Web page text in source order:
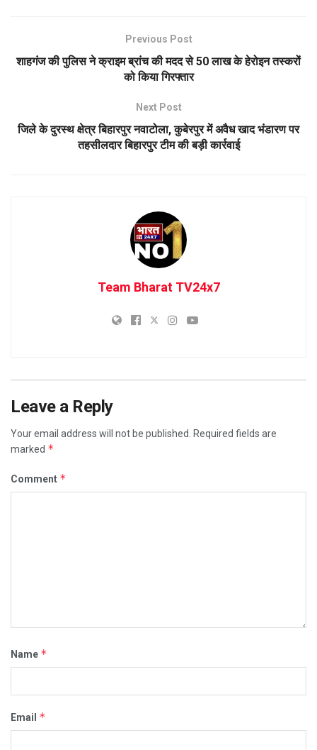
Previous Post
शाहगंज की पुलिस ने क्राइम ब्रांच की मदद से 50 लाख के हेरोइन तस्करों
को किया गिरफ्तार
Next Post
जिले के दुरस्थ क्षेत्र बिहारपुर नवाटोला, कुबेरपुर में अवैध खाद भंडारण पर
तहसीलदार बिहारपुर टीम की बड़ी कार्रवाई
Team Bharat TV24x7
Leave a Reply
Your email address will not be published. Required fields are
marked *
Comment *
Name *
Email *